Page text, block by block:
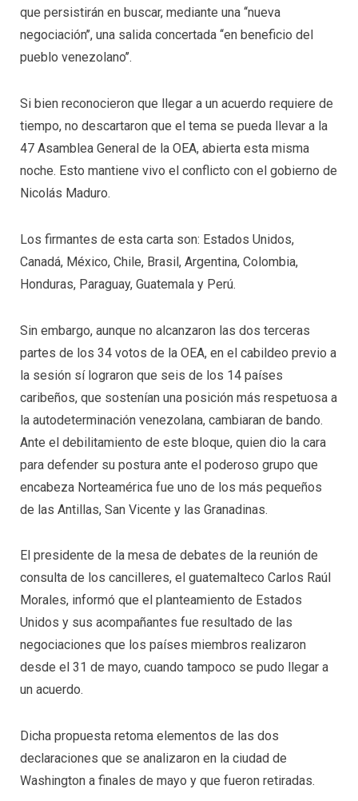
que persistirán en buscar, mediante una ‘‘nueva
negociación’’, una salida concertada ‘‘en beneficio del
pueblo venezolano’’.
Si bien reconocieron que llegar a un acuerdo requiere de
tiempo, no descartaron que el tema se pueda llevar a la
47 Asamblea General de la OEA, abierta esta misma
noche. Esto mantiene vivo el conflicto con el gobierno de
Nicolás Maduro.
Los firmantes de esta carta son: Estados Unidos,
Canadá, México, Chile, Brasil, Argentina, Colombia,
Honduras, Paraguay, Guatemala y Perú.
Sin embargo, aunque no alcanzaron las dos terceras
partes de los 34 votos de la OEA, en el cabildeo previo a
la sesión sí lograron que seis de los 14 países
caribeños, que sostenían una posición más respetuosa a
la autodeterminación venezolana, cambiaran de bando.
Ante el debilitamiento de este bloque, quien dio la cara
para defender su postura ante el poderoso grupo que
encabeza Norteamérica fue uno de los más pequeños
de las Antillas, San Vicente y las Granadinas.
El presidente de la mesa de debates de la reunión de
consulta de los cancilleres, el guatemalteco Carlos Raúl
Morales, informó que el planteamiento de Estados
Unidos y sus acompañantes fue resultado de las
negociaciones que los países miembros realizaron
desde el 31 de mayo, cuando tampoco se pudo llegar a
un acuerdo.
Dicha propuesta retoma elementos de las dos
declaraciones que se analizaron en la ciudad de
Washington a finales de mayo y que fueron retiradas.